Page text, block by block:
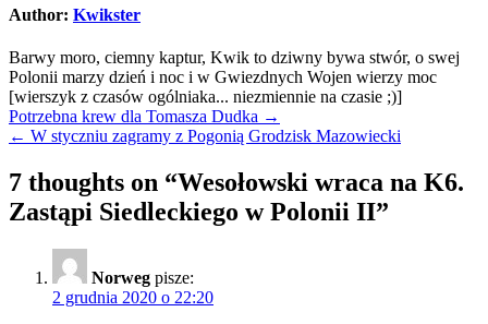
Author: Kwikster
Barwy moro, ciemny kaptur, Kwik to dziwny bywa stwór, o swej
Polonii marzy dzień i noc i w Gwiezdnych Wojen wierzy moc
[wierszyk z czasów ogólniaka... niezmiennie na czasie ;)]
Nawigacja
wpisu
Potrzebna krew dla Tomasza Dudka →
← W styczniu zagramy z Pogonią Grodzisk Mazowiecki
7 thoughts on “Wesołowski wraca na K6.
Zastąpi Siedleckiego w Polonii II”
Norweg pisze:
2 grudnia 2020 o 22:20